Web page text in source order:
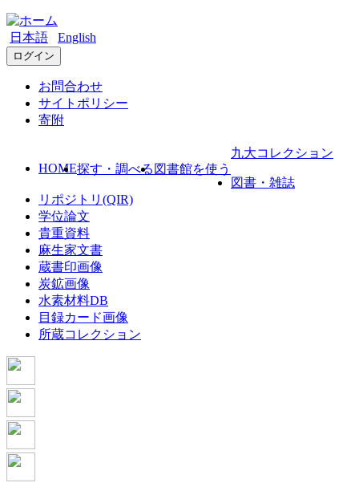
日本語 English
ログイン
お問合わせ
サイトポリシー
寄附
HOME探す・調べる 図書館を使う
九大コレクション
図書・雑誌
リポジトリ(QIR)
学位論文
貴重資料
麻生家文書
蔵書印画像
炭鉱画像
水素材料DB
目録カード画像
所蔵コレクション